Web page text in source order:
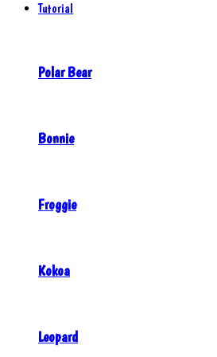
Tutorial
Polar Bear
Bonnie
Froggie
Kokoa
Leopard